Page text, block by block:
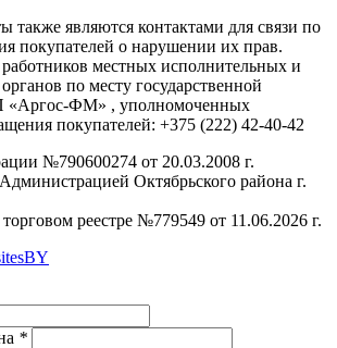
также являются контактами для связи по
покупателей о нарушении их прав.
местных исполнительных и
по месту государственной
«Аргос-ФМ» , уполномоченных
покупателей: +375 (222) 42-40-42
№790600274 от 20.03.2008 г.
Октябрьского района г.
реестре №779549 от 11.06.2026 г.
*